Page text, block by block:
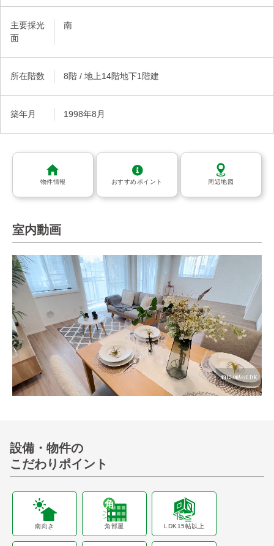
主要採光
面
南
所在階数 8階 / 地上14階地下1階建
築年月 1998年8月
物件情報 おすすめポイント 周辺地図
室内動画
設備・物件の
こだわりポイント
南向き 角部屋 LDK15帖以上